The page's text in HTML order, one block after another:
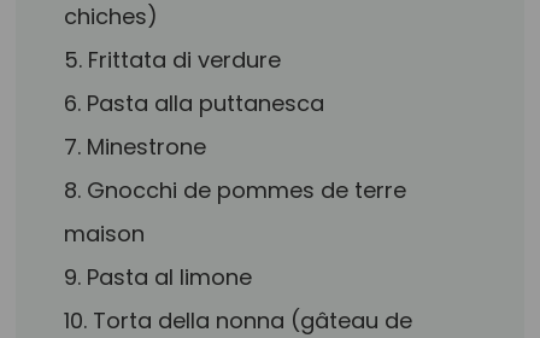
chiches)
5. Frittata di verdure
6. Pasta alla puttanesca
7. Minestrone
8. Gnocchi de pommes de terre
maison
9. Pasta al limone
10. Torta della nonna (gâteau de